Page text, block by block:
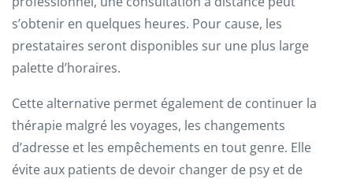
s’obtenir en quelques heures. Pour cause, les
prestataires seront disponibles sur une plus large
palette d’horaires.
Cette alternative permet également de continuer la
thérapie malgré les voyages, les changements
d’adresse et les empêchements en tout genre. Elle
évite aux patients de devoir changer de psy et de